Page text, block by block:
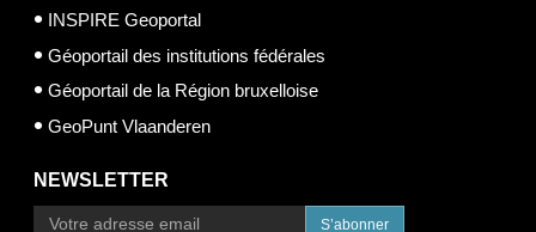
INSPIRE Geoportal
Géoportail des institutions fédérales
Géoportail de la Région bruxelloise
GeoPunt Vlaanderen
NEWSLETTER
S’abonner